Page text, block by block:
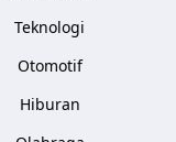
Teknologi
Otomotif
Hiburan